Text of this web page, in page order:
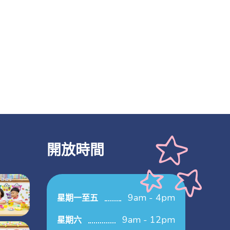
開放時間
星期一至五 9am - 4pm
星期六 9am - 12pm